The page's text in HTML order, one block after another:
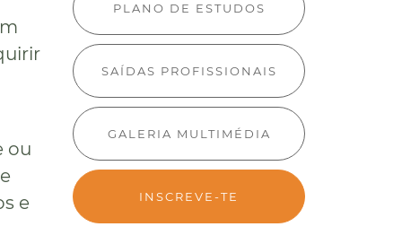
ou
e
PLANO DE ESTUDOS
SAÍDAS PROFISSIONAIS
GALERIA MULTIMÉDIA
INSCREVE-TE